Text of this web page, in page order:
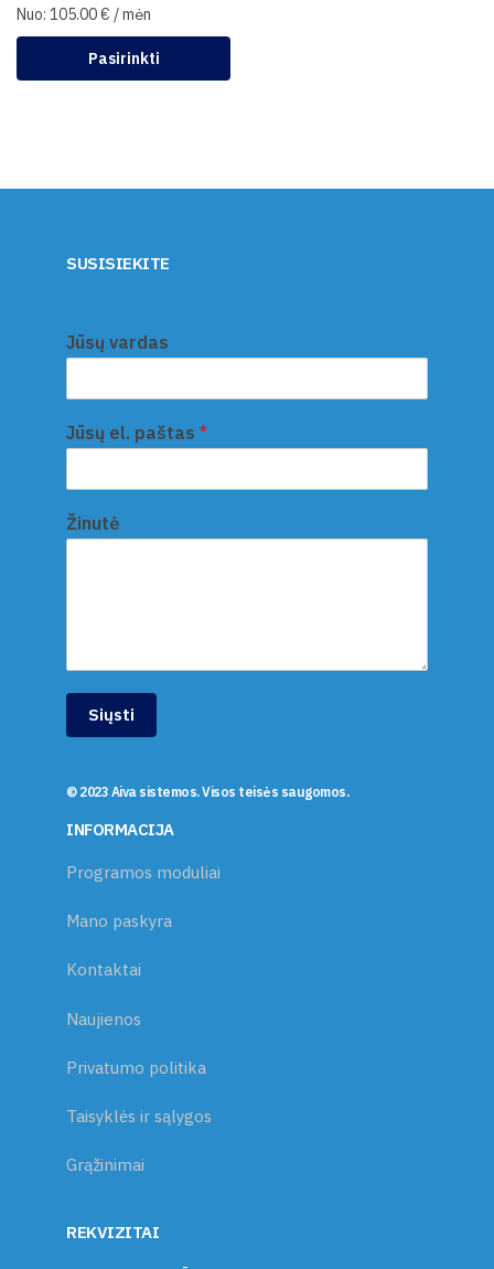
Nuo: 105.00€ / mėn
Pasirinkti
SUSISIEKITE
Jūsų vardas
Jūsų el. paštas *
Žinutė
Siųsti
© 2023 Aiva sistemos. Visos teisės saugomos.
INFORMACIJA
Programos moduliai
Mano paskyra
Kontaktai
Naujienos
Privatumo politika
Taisyklės ir sąlygos
Grąžinimai
REKVIZITAI